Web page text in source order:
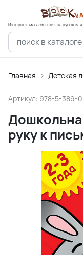
Интернет-магазин книг на русском
Главная Детская
Артикул: 978-5-389-
руку к